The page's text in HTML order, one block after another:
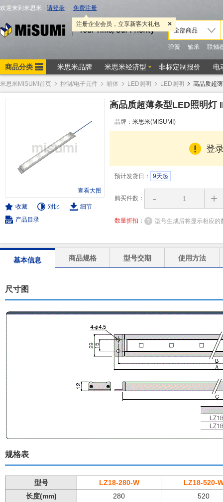
米思米MISUMI首页 控制/电子元件 箱体 LED照明 LED照明 高品质超
查看大图
收藏 对比
细节
产品目录
高品质超薄条型LED照明灯
品牌： 米思米(MISUMI)
登
预计发货日： 9天起
购买件数： - +
数量折扣： 型号生成后将显示相应的
基本信息 商品规格 型号交期 使用方法
尺寸图
规格表
型号 LZ18-280-W
LZ18-520-
长度(mm)
280
520